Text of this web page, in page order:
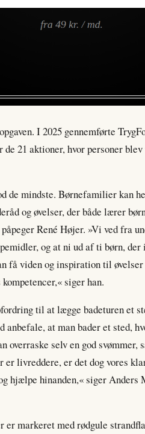
I 2025 gennemførte
de 21 aktioner, hvor personer
de mindste. Børnefamilier kan
og øvelser, der både lærer
René Højer. »Vi ved fra
og at ni ud af ti børn,
få viden og inspiration til
siger han.
til at lægge badeturen et
at man bader et sted,
selv en god svømmer,
er livreddere, er det dog vores
hjælpe hinanden,« siger
markeret med rødgule